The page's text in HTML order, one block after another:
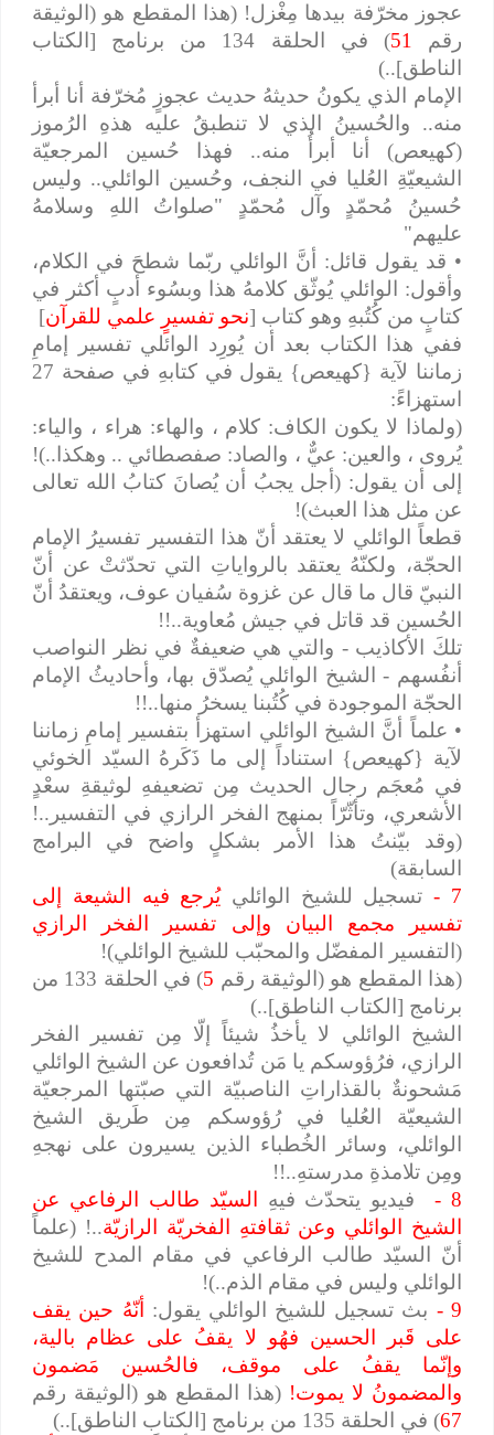
عجوز مخرّفة بيدها مِغْزل! (هذا المقطع هو (الوثيقة
رقم
51
) في الحلقة 134 من برنامج [الكتاب
الناطق]..)
الإمام الذي يكونُ حديثهُ حديث عجوزٍ مُخرّفة أنا أبرأ
منه.. والحُسينُ الذي لا تنطبقُ عليه هذهِ الرُموز
(كهيعص) أنا أبرأُ منه.. فهذا حُسين المرجعيّة
الشيعيّةِ العُليا في النجف، وحُسين الوائلي.. وليس
حُسينُ مُحمّدٍ وآل مُحمّدٍ "صلواتُ اللهِ وسلامهُ
عليهم"
• قد يقول قائل: أنَّ الوائلي ربّما شطحَ في الكلام،
وأقول: الوائلي يُوثّق كلامهُ هذا وبسُوء أدبٍ أكثر في
كتابٍ من كُتُبهِ وهو كتاب [ نحو تفسيرٍ علمي للقرآن]
ففي هذا الكتاب بعد أن يُورِد الوائلي تفسير إمامِ
زماننا لآية {كهيعص} يقول في كتابهِ في صفحة 27
استهزاءً:
(ولماذا لا يكون الكاف: كلام ، والهاء: هراء ، والياء:
يُروى ، والعين: عيٌّ ، والصاد: صفصطائي .. وهكذا..)!
إلى أن يقول: (أجل يجبُ أن يُصانَ كتابُ الله تعالى
عن مثل هذا العبث)!
قطعاً الوائلي لا يعتقد أنّ هذا التفسير تفسيرُ الإمام
الحجّة، ولكنّهُ يعتقد بالرواياتِ التي تحدّثتْ عن أنّ
النبيّ قال ما قال عن غزوة سُفيان عوف، ويعتقدُ أنّ
الحُسين قد قاتل في جيش مُعاوية..!!
تلكَ الأكاذيب - والتي هي ضعيفةٌ في نظر النواصب
أنفُسهم - الشيخ الوائلي يُصدّق بها، وأحاديثُ الإمام
الحجّة الموجودة في كُتُبنا يسخرُ منها..!!
• علماً أنَّ الشيخ الوائلي استهزأ بتفسير إمامِ زماننا
لآية {كهيعص} استناداً إلى ما ذَكَرهُ السيّد الخوئي
في مُعجَم رجال الحديث مِن تضعيفهِ لوثيقةِ سعْدٍ
الأشعري، وتأثّرّاً بمنهج الفخر الرازي في التفسير..!
(وقد بيّنتُ هذا الأمر بشكلٍ واضح في البرامج
السابقة)
7 -
تسجيل للشيخ الوائلي يُرجع فيه الشيعة إلى
تفسير مجمع البيان وإلى تفسير الفخر الرازي
(التفسير المفضّل والمحبّب للشيخ الوائلي)!
(هذا المقطع هو (الوثيقة رقم 5
) في الحلقة 133 من
برنامج [الكتاب الناطق]..)
الشيخ الوائلي لا يأخذُ شيئاً إلّا مِن تفسير الفخر
الرازي، فرُؤوسكم يا مَن تُدافعون عن الشيخ الوائلي
مَشحونةٌ بالقذاراتِ الناصبيّة التي صبّتها المرجعيّة
الشيعيّة العُليا في رُؤوسكم مِن طَريق الشيخ
الوائلي، وسائر الخُطباء الذين يسيرون على نهجهِ
ومِن تلامذةِ مدرستهِ..!!
8 -
فيديو يتحدّث فيهِ
السيّد طالب الرفاعي عن
الشيخ الوائلي وعن ثقافتهِ الفخريّة الرازيّة..! (علماً
أنّ السيّد طالب الرفاعي في مقام المدح للشيخ
الوائلي وليس في مقام الذم..)!
9 -
بث تسجيل للشيخ الوائلي يقول: أنّهُ حين يقف
على قَبر الحسين فهُو لا يقفُ على عظام بالية،
وإنّما يقفُ على موقف، فالحُسين مَضمون
والمضمونُ لا يموت! (هذا المقطع هو (الوثيقة رقم
67) في الحلقة 135 من برنامج [الكتاب الناطق]..)